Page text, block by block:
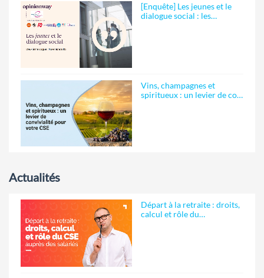
[Enquête] Les jeunes et le
dialogue social : les…
Vins, champagnes et
spiritueux : un levier de co…
Actualités
Départ à la retraite : droits,
calcul et rôle du…